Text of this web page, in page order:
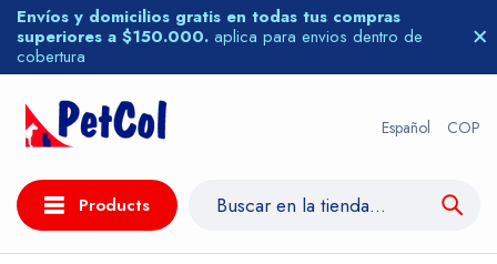
Envíos y domicilios gratis en todas tus compras
superiores a $150.000. aplica para envios dentro de
cobertura
Español COP
Products